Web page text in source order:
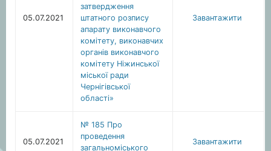
05.07.2021
затвердження
штатного розпису
апарату виконавчого
комітету, виконавчих
органів виконавчого
комітету Ніжинської
міської ради
Чернігівської
області»
Завантажити
05.07.2021
№ 185 Про
проведення
загальноміського
Завантажити